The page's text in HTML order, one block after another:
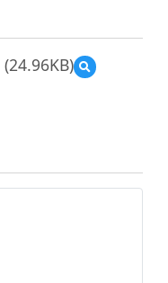
(24.96KB)
預
覽
教